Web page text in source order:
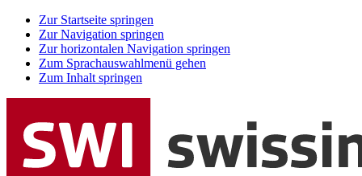
Zur Startseite springen
Zur Navigation springen
Zur horizontalen Navigation springen
Zum Sprachauswahlmenü gehen
Zum Inhalt springen